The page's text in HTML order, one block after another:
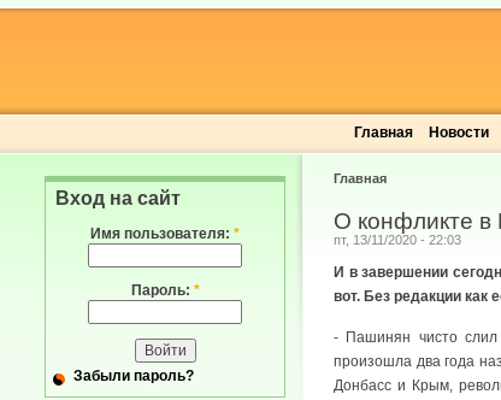
Главная Новости
Главная
О конфликте в
пт, 13/11/2020 - 22:03
И в завершении
вот. Без редакции как
- Пашинян чисто слил
произошла два года
Донбасс и Крым,
Вход на сайт
Имя пользователя: *
Пароль: *
Забыли пароль?